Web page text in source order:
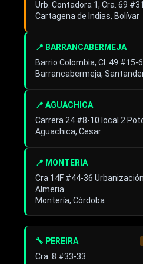
Urb. Contadora 1, Cra. 69
Cartagena de Indias, Bolívar
📍 BARRANCABERMEJA
Barrio Colombia, Cl. 49 #15-
Barrancabermeja,
📍 AGUACHICA
Carrera 24 #8-10 local 2
Aguachica, Cesar
📍 MONTERIA
Cra 14F #44-36
Almeria
Montería, Córdoba
🔧 PEREIRA
Cra. 8 #33-33